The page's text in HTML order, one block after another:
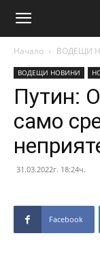
Начало ВОДЕЩИ
ВОДЕЩИ НОВИНИ
Путин:
само
31.03.2022г. 18:24ч.
Facebook